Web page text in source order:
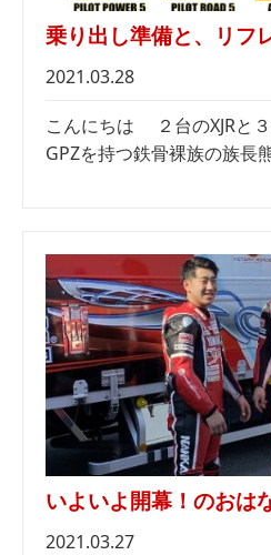
乗り出し準備と、リフ
2021.03.28
こんにちは ２台のXJRと
GPZを持つ鉄骨裸族の族長
いよいよ開幕！のおは
2021.03.27